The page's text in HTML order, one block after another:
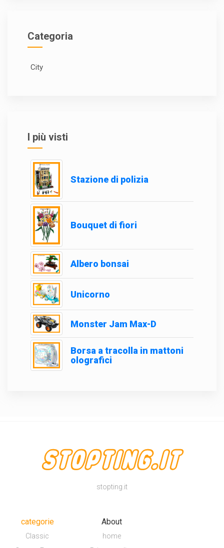
Categoria
City
I più visti
Stazione di polizia
Bouquet di fiori
Albero bonsai
Unicorno
Monster Jam Max-D
Borsa a tracolla in mattoni
olografici
stopting.it
categorie
Classic
About
home